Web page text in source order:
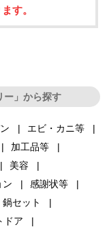
す。
ー」から探す
エビ・カニ等
加工品等
美容
ン
感謝状等
鍋セット
ドア